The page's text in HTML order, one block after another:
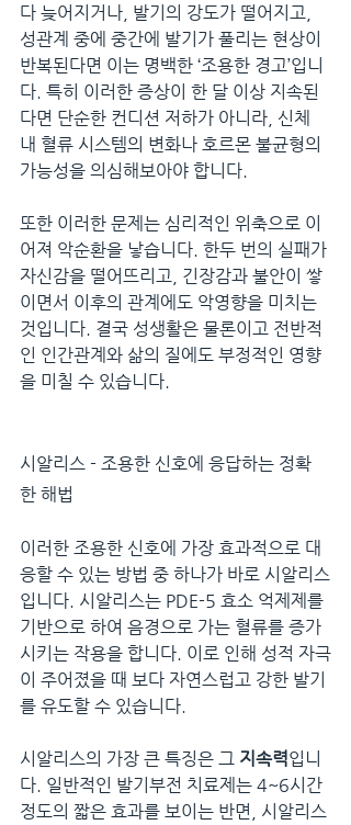
다 늦어지거나, 발기의 강도가 떨어지고,
성관계 중에 중간에 발기가 풀리는 현상이
반복된다면 이는 명백한 ‘조용한 경고’입니
다. 특히 이러한 증상이 한 달 이상 지속된
다면 단순한 컨디션 저하가 아니라, 신체
내 혈류 시스템의 변화나 호르몬 불균형의
가능성을 의심해보아야 합니다.
또한 이러한 문제는 심리적인 위축으로 이
어져 악순환을 낳습니다. 한두 번의 실패가
자신감을 떨어뜨리고, 긴장감과 불안이 쌓
이면서 이후의 관계에도 악영향을 미치는
것입니다. 결국 성생활은 물론이고 전반적
인 인간관계와 삶의 질에도 부정적인 영향
을 미칠 수 있습니다.
시알리스 - 조용한 신호에 응답하는 정확
한 해법
이러한 조용한 신호에 가장 효과적으로 대
응할 수 있는 방법 중 하나가 바로 시알리스
입니다. 시알리스는 PDE-5 효소 억제제를
기반으로 하여 음경으로 가는 혈류를 증가
시키는 작용을 합니다. 이로 인해 성적 자극
이 주어졌을 때 보다 자연스럽고 강한 발기
를 유도할 수 있습니다.
시알리스의 가장 큰 특징은 그 지속력입니
다. 일반적인 발기부전 치료제는 4~6시간
정도의 짧은 효과를 보이는 반면, 시알리스